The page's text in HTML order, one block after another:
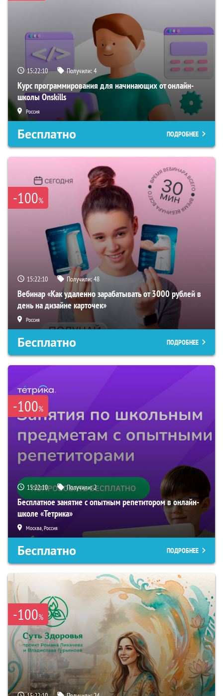
15:22:09 Получили:4
Курс программирования для начинающих от онлайн-
школы Onskills
Россия
Бесплатно ПОДРОБНЕЕ
-100%
15:22:09 Получили:48
Вебинар «Как удаленно зарабатывать от 3000 рублей в
день на дизайне карточек»
Россия
Бесплатно ПОДРОБНЕЕ
-100%
15:22:09 Получили:2
Бесплатное занятие с опытным репетитором в онлайн-
школе «Тетрика»
Москва, Россия
Бесплатно ПОДРОБНЕЕ
-100%